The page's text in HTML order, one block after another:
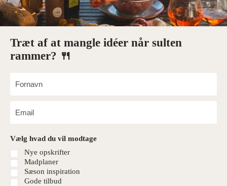
Træt af at mangle idéer når sulten
rammer? 🍴
Vælg hvad du vil modtage
Nye opskrifter
Madplaner
Sæson inspiration
Gode tilbud